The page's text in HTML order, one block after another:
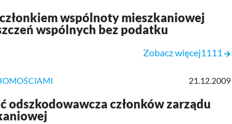
wspólnoty mieszkaniowej
wspólnych bez podatku
Zobacz więcej1111
21.12.2009
odszkodowawcza członków zarządu